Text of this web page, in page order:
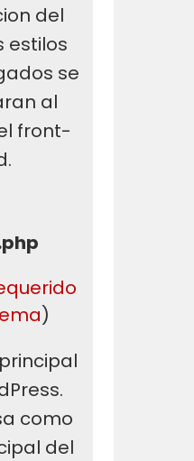
del
estilos
se
al
front-
)
como
del